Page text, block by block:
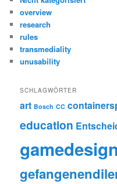
overview
research
rules
transmediality
unusability
SCHLAGWÖRTER
art Bosch CC
education
gamedesign